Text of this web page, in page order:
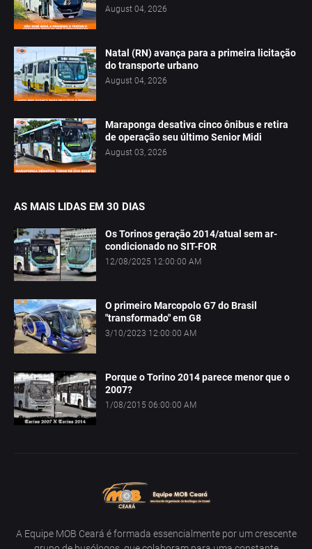
August 04, 2026
Natal (RN) avança para a primeira licitação
do transporte urbano
August 04, 2026
Maraponga desativa cinco ônibus e retira
de operação seu último Senior Midi
August 03, 2026
AS MAIS LIDAS EM 30 DIAS
Os Torinos geração 2014/atual sem ar-
condicionado no SIT-FOR
12/08/2025 12:00:00 AM
O primeiro Marcopolo G7 do Brasil
"transformado" em G8
3/10/2023 12:00:00 AM
Porque o Torino 2014 parece menor que o
2007?
1/08/2015 06:00:00 AM
A Equipe MOB Ceará é formada essencialmente por um crescente